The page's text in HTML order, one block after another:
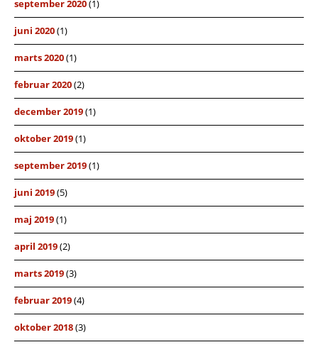
september 2020(1)
juni 2020(1)
marts 2020(1)
februar 2020(2)
december 2019(1)
oktober 2019(1)
september 2019(1)
juni 2019(5)
maj 2019(1)
april 2019(2)
marts 2019(3)
februar 2019(4)
oktober 2018(3)